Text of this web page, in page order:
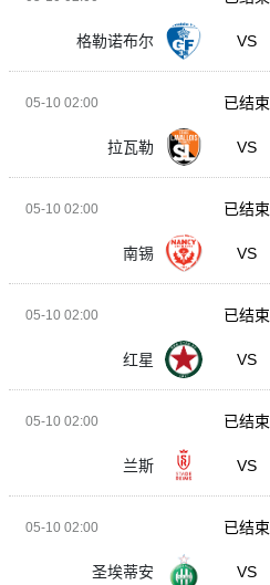
格勒诺布尔 VS
05-10 02:00
拉瓦勒 VS
已结束
05-10 02:00
南锡 VS
已结束
05-10 02:00
红星 VS
已结束
05-10 02:00
兰斯 VS
已结束
05-10 02:00
圣埃蒂安 VS
已结束